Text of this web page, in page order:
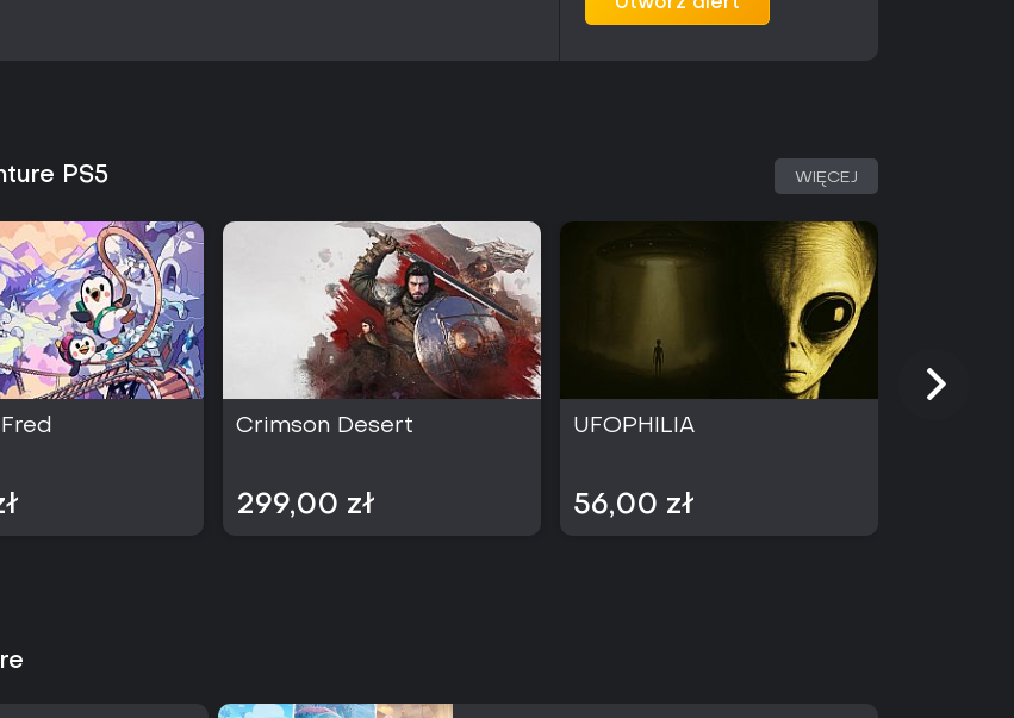
PS5 WIĘCEJ
Crimson Desert
299,00 zł
UFOPHILIA
56,00 zł